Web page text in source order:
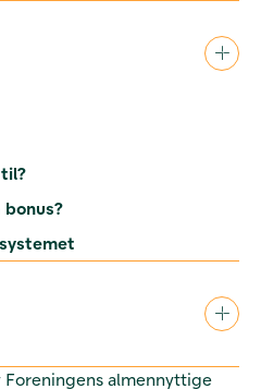
almennyttige